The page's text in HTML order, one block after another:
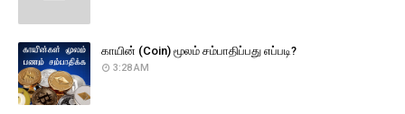
காயின் (Coin) மூலம் சம்பாதிப்பது எப்படி?
3:28 AM